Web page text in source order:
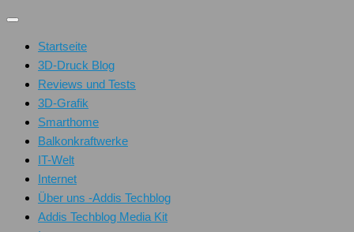
Unter
Inhalt
Startseite
3D-Druck Blog
Reviews und Tests
3D-Grafik
Smarthome
Balkonkraftwerke
IT-Welt
Internet
Über uns -Addis Techblog
Addis Techblog Media Kit